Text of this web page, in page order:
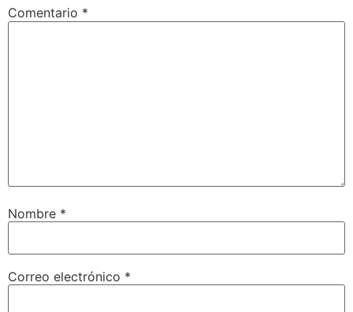
Comentario *
Nombre *
Correo electrónico *